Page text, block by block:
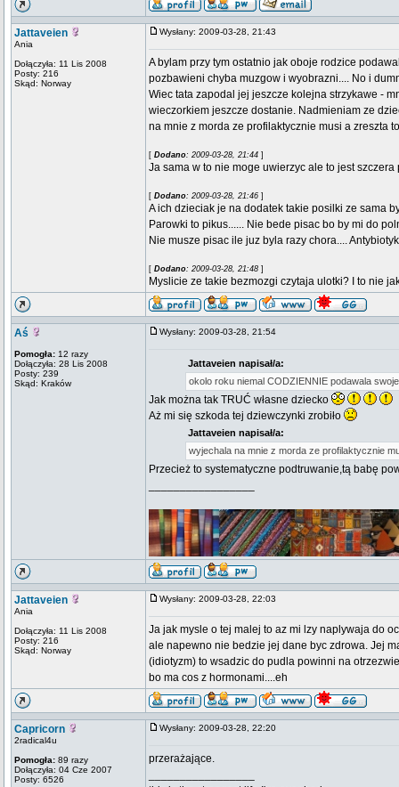
Jattaveien
Ania
Dołączyła: 11 Lis 2008
Posty: 216
Skąd: Norway
Wysłany: 2009-03-28, 21:43
A bylam przy tym ostatnio jak oboje rodzice
pozbawieni chyba muzgow i wyobrazni.... No i
Wiec tata zapodal jej jeszcze kolejna strzykawe -
wieczorkiem jeszcze dostanie. Nadmieniam ze
na mnie z morda ze profilaktycznie musi a zreszta
[ Dodano: 2009-03-28, 21:44 ]
Ja sama w to nie moge uwierzyc ale to jest
[ Dodano: 2009-03-28, 21:46 ]
A ich dzieciak je na dodatek takie posilki ze sama
Parowki to pikus...... Nie bede pisac bo by mi do
Nie musze pisac ile juz byla razy chora....
[ Dodano: 2009-03-28, 21:48 ]
Myslicie ze takie bezmozgi czytaja ulotki? I to nie
Aś
Pomogła: 12 razy
Dołączyła: 28 Lis 2008
Posty: 239
Skąd: Kraków
Wysłany: 2009-03-28, 21:54
Jattaveien napisał/a:
okolo roku niemal CODZIENNIE podawala
Jak można tak TRUĆ własne dziecko
Aż mi się szkoda tej dziewczynki zrobiło
Jattaveien napisał/a:
wyjechala na mnie z morda ze profilaktycznie
Przecież to systematyczne podtruwanie,tą babę
Jattaveien
Ania
Dołączyła: 11 Lis 2008
Posty: 216
Skąd: Norway
Wysłany: 2009-03-28, 22:03
Ja jak mysle o tej malej to az mi lzy naplywaja do
ale napewno nie bedzie jej dane byc zdrowa. Jej
(idiotyzm) to wsadzic do pudla powinni na
bo ma cos z hormonami....eh
Capricorn
2radical4u
Pomogła: 89 razy
Dołączyła: 04 Cze 2007
Posty: 6526
Wysłany: 2009-03-28, 22:20
przerażające.